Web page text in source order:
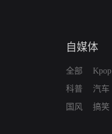
自媒体
全部
科普
国风
Kpop
汽车
搞笑